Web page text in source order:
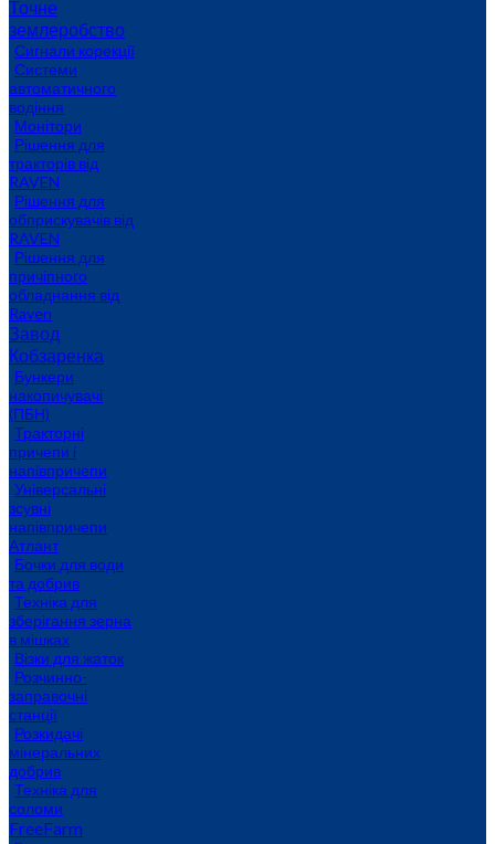
Точне
землеробство
Сигнали корекції
Системи
автоматичного
водіння
Монітори
Рішення для
тракторів від
RAVEN
Рішення для
обприскувачів від
RAVEN
Рішення для
причіпного
обладнання від
Raven
Завод
Кобзаренка
Бункери
накопичувачі
(ПБН)
Тракторні
причепи i
напiвпричепи
Універсальні
зсувні
напівпричепи
Атлант
Бочки для води
та добрив
Техніка для
зберігання зерна
в мішках
Візки для жаток
Розчинно-
заправочні
станції
Розкидачі
мінеральних
добрив
Техніка для
соломи
FreeFarm